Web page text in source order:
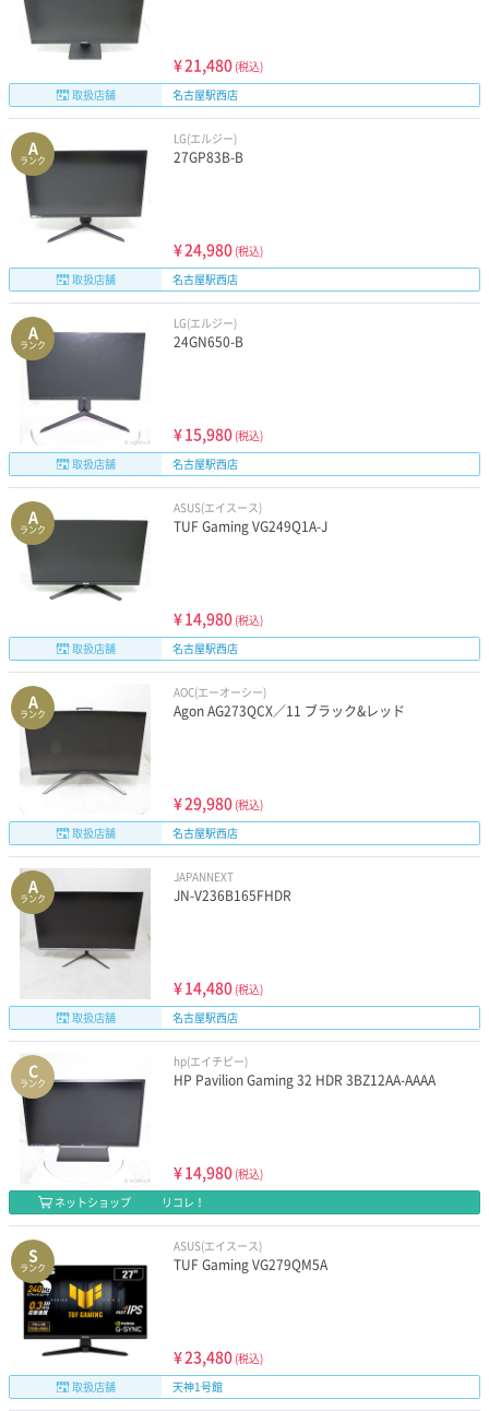
¥21,480 (税込)
取扱店舗
名古屋駅西店
A
ランク
LG(エルジー)
27GP83B-B
¥24,980 (税込)
取扱店舗
名古屋駅西店
A
ランク
LG(エルジー)
24GN650-B
¥15,980 (税込)
取扱店舗
名古屋駅西店
A
ランク
ASUS(エイスース)
TUF Gaming VG249Q1A-J
¥14,980 (税込)
取扱店舗
名古屋駅西店
A
ランク
AOC(エーオーシー)
Agon AG273QCX／11 ブラック&レッド
¥29,980 (税込)
取扱店舗
名古屋駅西店
A
ランク
JAPANNEXT
JN-V236B165FHDR
¥14,480 (税込)
取扱店舗
名古屋駅西店
C
ランク
hp(エイチピー)
HP Pavilion Gaming 32 HDR 3BZ12AA-AAAA
¥14,980 (税込)
ネットショップ
リコレ！
S
ランク
ASUS(エイスース)
TUF Gaming VG279QM5A
¥23,480 (税込)
取扱店舗
天神1号館